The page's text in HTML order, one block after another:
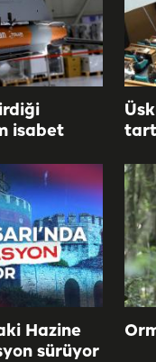
isabet
Hazine
sürüyor